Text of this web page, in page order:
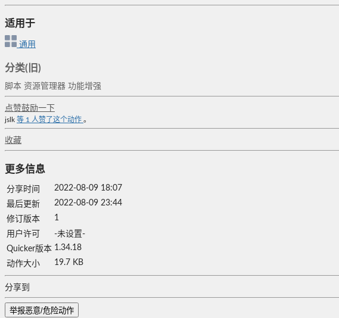
适用于
通用
分类(旧)
脚本 资源管理器 功能增强
点赞鼓励一下
jslk 等 1 人赞了这个动作 。
收藏
更多信息
分享时间
2022-08-09 18:07
最后更新
2022-08-09 23:44
修订版本
1
用户许可
-未设置-
Quicker版本 1.34.18
动作大小
19.7 KB
分享到
举报恶意/危险动作